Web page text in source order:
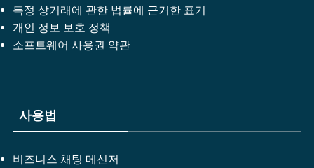
특정 상거래에 관한 법률에 근거한 표기
개인 정보 보호 정책
소프트웨어 사용권 약관
사용법
비즈니스 채팅 메신저